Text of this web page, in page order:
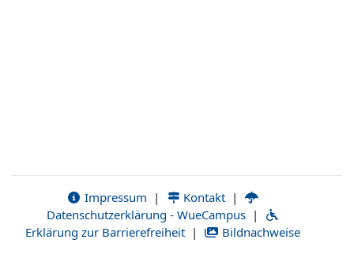
Impressum | Kontakt |
Datenschutzerklärung - WueCampus |
Erklärung zur Barrierefreiheit | Bildnachweise